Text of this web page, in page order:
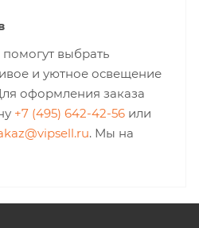
выбрать
и уютное освещение
оформления заказа
+7 (495) 642-42-56 или
. Мы на